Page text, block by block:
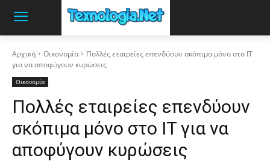
Αρχική Οικονομία
Πολλές εταιρείες επενδύουν σκόπιμα μόνο στο IT
για να αποφύγουν κυρώσεις
Οικονομία
Πολλές εταιρείες επενδύουν
σκόπιμα μόνο στο IT για να
αποφύγουν κυρώσεις